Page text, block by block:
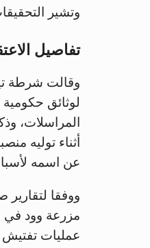
وتشير
تفاصيل
وقالت شرطة
لوثائق
المراسلات،
أثناء توليه
عن اسمه
ووفقا
مزرعة وود في
عمليات